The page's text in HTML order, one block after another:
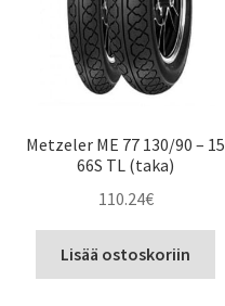
Metzeler ME 77 130/90 – 15
66S TL (taka)
110.24€
Lisää ostoskoriin